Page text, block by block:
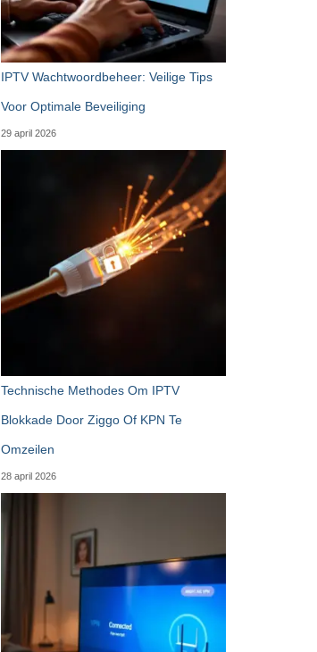
IPTV Wachtwoordbeheer: Veilige Tips
Voor Optimale Beveiliging
29 april 2026
Technische Methodes Om IPTV
Blokkade Door Ziggo Of KPN Te
Omzeilen
28 april 2026